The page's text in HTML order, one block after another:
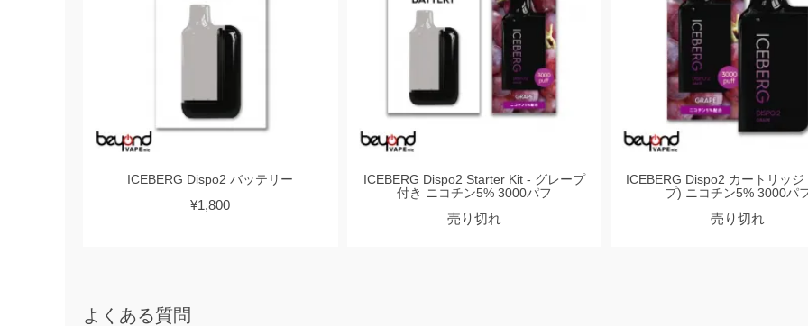
ICEBERG Dispo2 バッテリー
¥1,800
ICEBERG Dispo2 Starter Kit - グレープ
付き ニコチン5% 3000パフ
売り切れ
ICEBERG Dispo2 カートリッジ
プ) ニコチン5% 3000パ
売り切れ
よくある質問